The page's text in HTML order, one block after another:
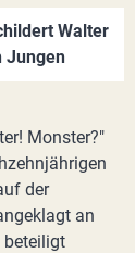
Walter
Jungen
Monster?"
der
an
beteiligt